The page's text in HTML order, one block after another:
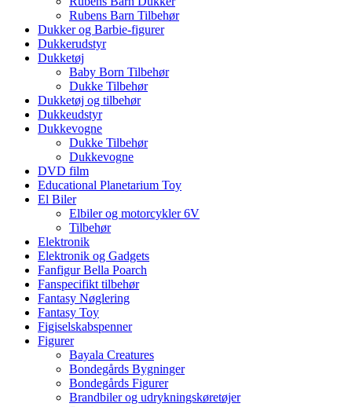
Rubens Barn Tilbehør
Dukker og Barbie-figurer
Dukkerudstyr
Dukketøj
Baby Born Tilbehør
Dukke Tilbehør
Dukketøj og tilbehør
Dukkeudstyr
Dukkevogne
Dukke Tilbehør
Dukkevogne
DVD film
Educational Planetarium Toy
El Biler
Elbiler og motorcykler 6V
Tilbehør
Elektronik
Elektronik og Gadgets
Fanfigur Bella Poarch
Fanspecifikt tilbehør
Fantasy Nøglering
Fantasy Toy
Figiselskabspenner
Figurer
Bayala Creatures
Bondegårds Bygninger
Bondegårds Figurer
Brandbiler og udrykningskøretøjer